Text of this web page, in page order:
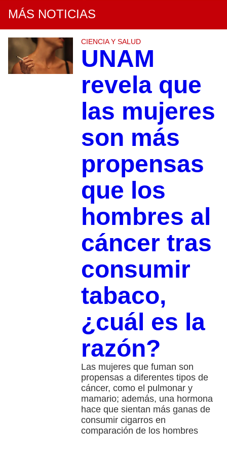
MÁS NOTICIAS
CIENCIA Y SALUD
UNAM
revela que
las mujeres
son más
propensas
que los
hombres al
cáncer tras
consumir
tabaco,
¿cuál es la
razón?
Las mujeres que fuman son
propensas a diferentes tipos de
cáncer, como el pulmonar y
mamario; además, una hormona
hace que sientan más ganas de
consumir cigarros en
comparación de los hombres